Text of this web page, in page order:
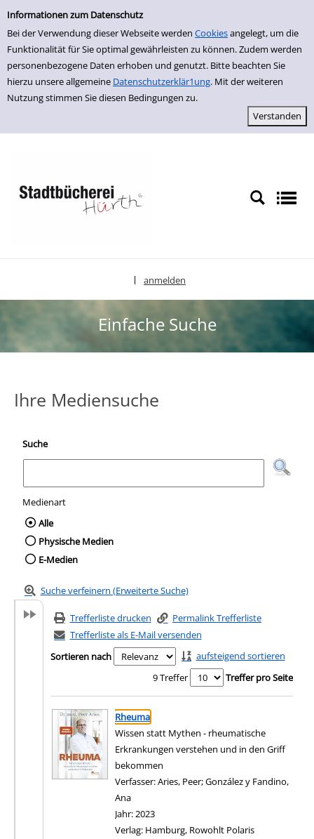
Einfache Suche
Informationen zum Datenschutz
Bei der Verwendung dieser Webseite werden Cookiesangelegt, um die
Funktionalität für Sie optimal gewährleisten zu können. Zudem werden
personenbezogene Daten erhoben und genutzt. Bitte beachten Sie
hierzu unsere allgemeine Datenschutzerklär1ung. Mit der weiteren
Nutzung stimmen Sie diesen Bedingungen zu.
zur Navigation springen
zum Inhalt springen
Zu den Suchfiltern springen
Zur Trefferliste springen
anmelden
Einfache Suche
Ihre Mediensuche
Suche
Medienart
Wählen Sie die Medienart nach der Sie
Alle
Physische Medien
E-Medien
Suche verfeinern (Erweiterte Suche)
Trefferliste drucken
Permalink Trefferliste
Trefferliste als E-Mail versenden
Sortieren nach
aufsteigend sortieren
9 Treffer
Treffer pro Seite
Suchergebnis
Zu den Suchfiltern springen
Rheuma
Wissen statt Mythen - rheumatische
Erkrankungen verstehen und in den Griff
bekommen
Verfasser:Aries, Peer;González y Fandino,
Ana
Jahr:2023
Verlag: Hamburg, Rowohlt Polaris